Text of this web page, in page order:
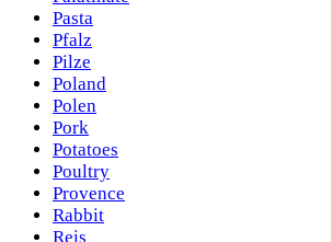
Pasta
Pfalz
Pilze
Poland
Polen
Pork
Potatoes
Poultry
Provence
Rabbit
Reis